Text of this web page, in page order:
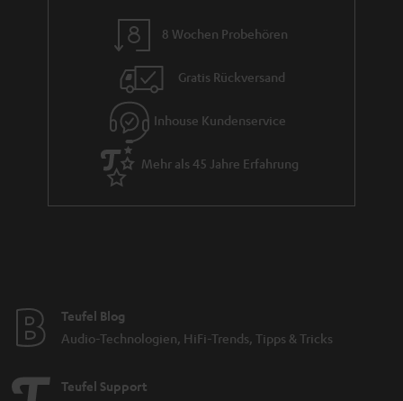
8 Wochen Probehören
Gratis Rückversand
Inhouse Kundenservice
Mehr als 45 Jahre Erfahrung
Teufel Blog
Audio-Technologien, HiFi-Trends, Tipps & Tricks
Teufel Support